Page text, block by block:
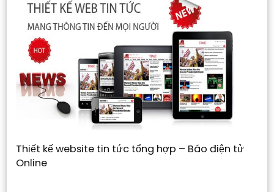
Thiết kế website tin tức tổng hợp – Báo điện tử
Online